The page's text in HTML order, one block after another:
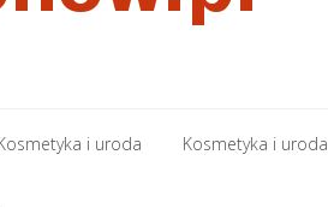
i uroda Kosmetyka i uroda